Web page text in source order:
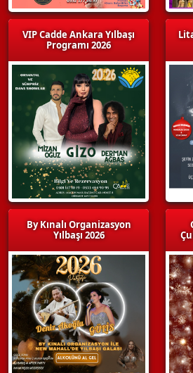
VIP Cadde Ankara Yılbaşı
Programı 2026
By Kınalı Organizasyon
Yılbaşı 2026